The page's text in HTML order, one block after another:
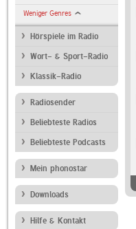
Weniger Genres
Hörspiele im Radio
Wort- & Sport-Radio
Klassik-Radio
Radiosender
Beliebteste Radios
Beliebteste Podcasts
Mein phonostar
Downloads
Hilfe & Kontakt